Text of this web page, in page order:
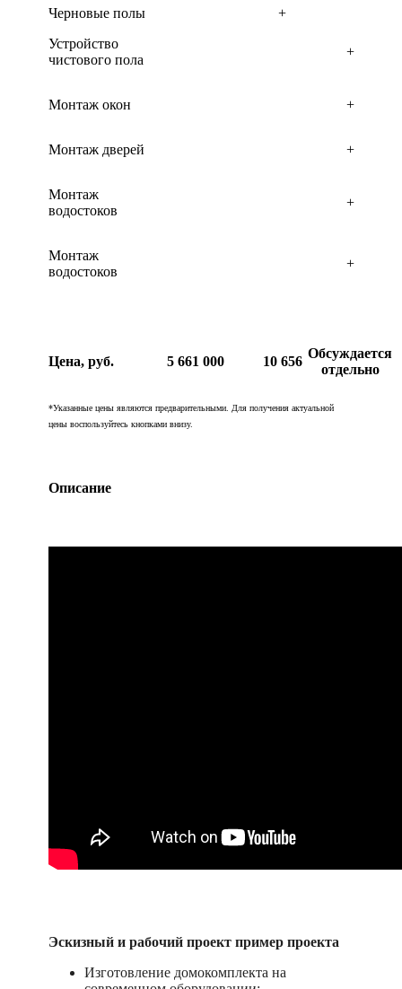
Черновые полы
+
Устройство
чистового пола
+
Монтаж окон +
Монтаж дверей +
Монтаж
водостоков
+
Монтаж
водостоков
+
Цена, руб. 5 661 000 10 656
Обсуждается
отдельно
*Указанные цены являются предварительными. Для получения актуальной
цены воспользуйтесь кнопками внизу.
Описание
Эскизный и рабочий проект пример проекта
Изготовление домокомплекта на